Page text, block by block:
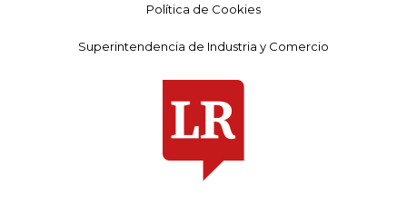
Política de Cookies
Superintendencia de Industria y Comercio